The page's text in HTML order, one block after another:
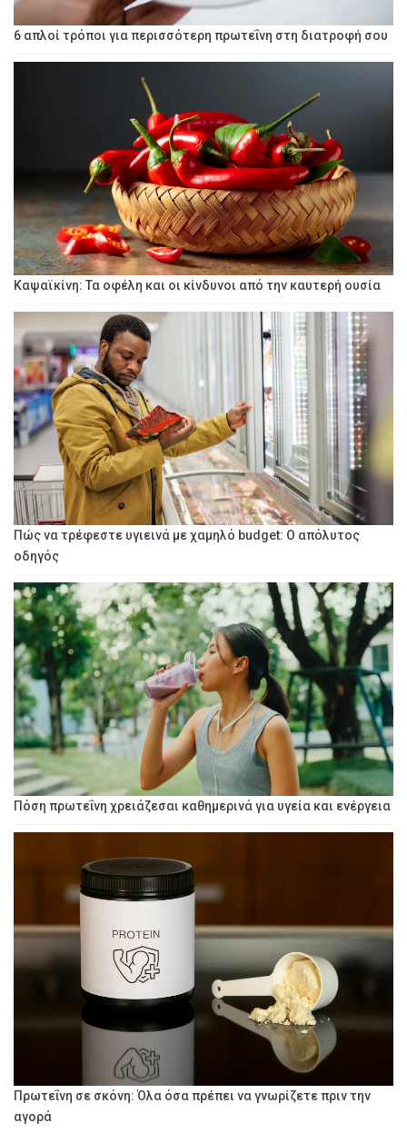
6 απλοί τρόποι για περισσότερη πρωτεΐνη στη διατροφή σου
Καψαϊκίνη: Τα οφέλη και οι κίνδυνοι από την καυτερή ουσία
Πώς να τρέφεστε υγιεινά με χαμηλό budget: Ο απόλυτος
οδηγός
Πόση πρωτεΐνη χρειάζεσαι καθημερινά για υγεία και ενέργεια
Πρωτεΐνη σε σκόνη: Όλα όσα πρέπει να γνωρίζετε πριν την
αγορά